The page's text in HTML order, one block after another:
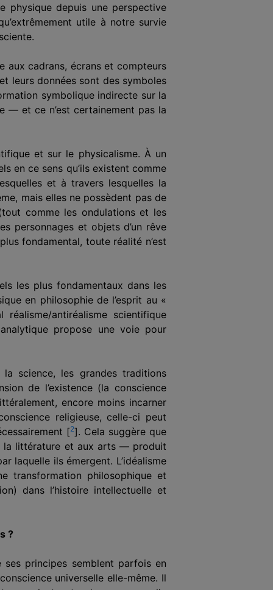
physique depuis une perspective
utile à notre survie
aux cadrans, écrans et compteurs
leurs données sont des symboles
symbolique indirecte sur la
— et ce n’est certainement pas la
et sur le physicalisme. À un
en ce sens qu’ils existent comme
et à travers lesquelles la
mais elles ne possèdent pas de
comme les ondulations et les
personnages et objets d’un rêve
fondamental, toute réalité n’est
les plus fondamentaux dans les
en philosophie de l’esprit au «
antiréalisme scientifique
propose une voie pour
science, les grandes traditions
de l’existence (la conscience
encore moins incarner
religieuse, celle-ci peut
[2]. Cela suggère que
la littérature et aux arts — produit
laquelle ils émergent. L’idéalisme
transformation philosophique et
dans l’histoire intellectuelle et
?
principes semblent parfois en
universelle elle-même. Il